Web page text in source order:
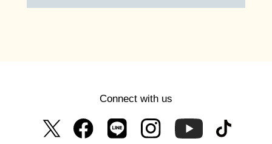
Connect with us